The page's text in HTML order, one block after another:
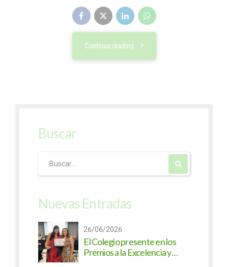
Continue reading
Buscar
Nuevas Entradas
26/06/2026
El Colegio presente en los
Premios a la Excelencia y